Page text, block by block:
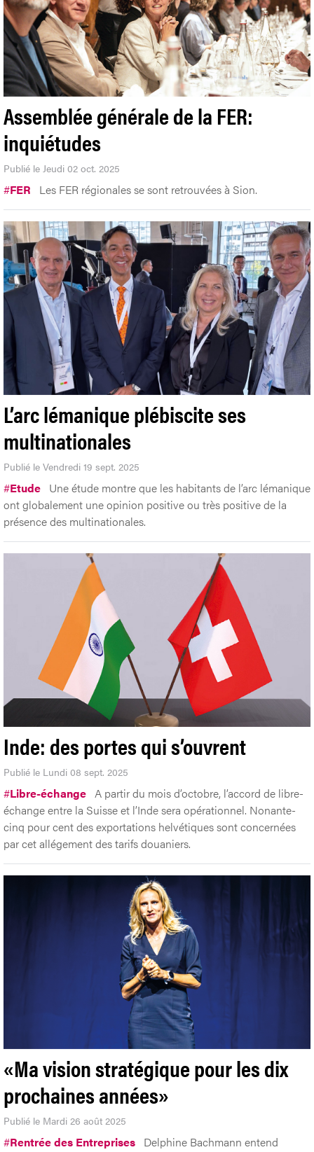
Assemblée générale de la FER:
inquiétudes
Publié le Jeudi 02 oct. 2025
#FER Les FER régionales se sont retrouvées à Sion.
L’arc lémanique plébiscite ses
multinationales
Publié le Vendredi 19 sept. 2025
#Etude Une étude montre que les habitants de l’arc lémanique
ont globalement une opinion positive ou très positive de la
présence des multinationales.
Inde: des portes qui s’ouvrent
Publié le Lundi 08 sept. 2025
#Libre-échange A partir du mois d’octobre, l’accord de libre-
échange entre la Suisse et l’Inde sera opérationnel. Nonante-
cinq pour cent des exportations helvétiques sont concernées
par cet allégement des tarifs douaniers.
«Ma vision stratégique pour les dix
prochaines années»
Publié le Mardi 26 août 2025
#Rentrée des Entreprises Delphine Bachmann entend